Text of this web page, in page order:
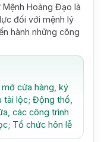
Hoàng Đạo là
đối với mệnh lý
hành những công
cửa hàng, ký
tài lộc; Động thổ,
các công trình
Tổ chức hôn lễ